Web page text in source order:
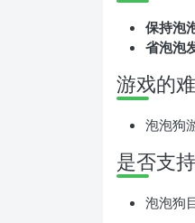
保持泡
省泡泡
游戏的
泡泡狗
是否支
泡泡狗